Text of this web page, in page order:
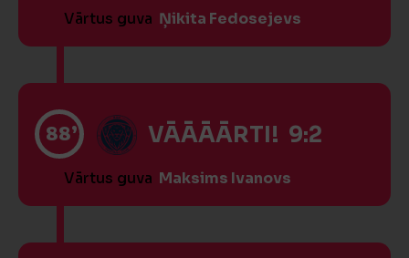
Vārtus guva Ņikita Fedosejevs
88’ VĀĀĀĀRTI! 9:2
Vārtus guva Maksims Ivanovs